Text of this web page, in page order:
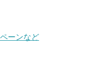
ーンなど